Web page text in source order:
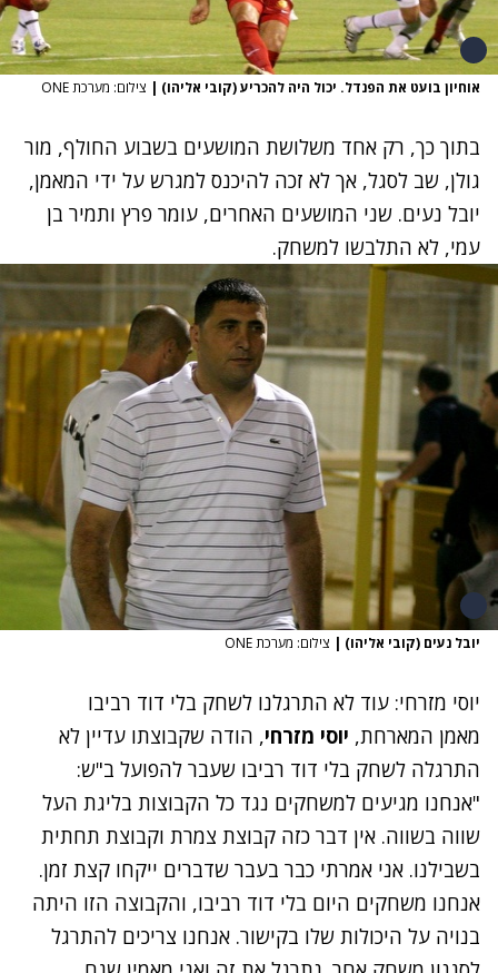
אוחיון בועט את הפנדל. יכול היה להכריע (קובי אליהו) | צילום: מערכת ONE
בתוך כך, רק אחד משלושת המושעים בשבוע החולף, מור
גולן, שב לסגל, אך לא זכה להיכנס למגרש על ידי המאמן,
יובל נעים. שני המושעים האחרים, עומר פרץ ותמיר בן
עמי, לא התלבשו למשחק.
יובל נעים (קובי אליהו) | צילום: מערכת ONE
יוסי מזרחי: עוד לא התרגלנו לשחק בלי דוד רביבו
מאמן המארחת, יוסי מזרחי, הודה שקבוצתו עדיין לא
התרגלה לשחק בלי דוד רביבו שעבר להפועל ב"ש:
"אנחנו מגיעים למשחקים נגד כל הקבוצות בליגת העל
שווה בשווה. אין דבר כזה קבוצת צמרת וקבוצת תחתית
בשבילנו. אני אמרתי כבר בעבר שדברים ייקחו קצת זמן.
אנחנו משחקים היום בלי דוד רביבו, והקבוצה הזו היתה
בנויה על היכולות שלו בקישור. אנחנו צריכים להתרגל